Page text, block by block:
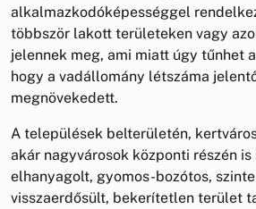
alkalmazkodóképességgel
többször lakott területeken vagy
jelennek meg, ami miatt úgy tűnhet
hogy a vadállomány létszáma
megnövekedett.
A települések belterületén,
akár nagyvárosok központi részén is
elhanyagolt, gyomos-bozótos,
visszaerdősült, bekerítetlen terület